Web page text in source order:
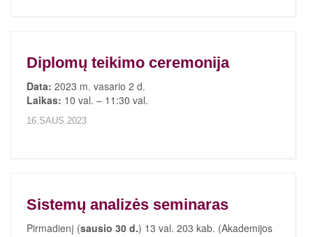
Diplomų teikimo ceremonija
Data: 2023 m. vasario 2 d.
Laikas: 10 val. – 11:30 val.
16.SAUS.2023
Sistemų analizės seminaras
Pirmadienį (sausio 30 d.) 13 val. 203 kab. (Akademijos